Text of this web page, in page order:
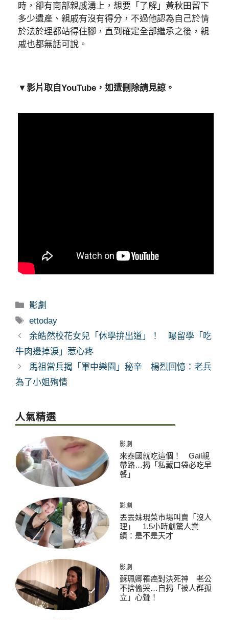
時，卻有南部親戚湧上，想要「了解」黃秋田留下
多少遺產、親戚有沒有得分，不過他認為自己於情
於法於理都站得住腳，直到確定全部繼承之後，親
戚也都無話可說。
▼影片取自YouTube，如遭刪除請見諒。
分
類
影劇
標
籤
ettoday
余皓然校花女兒「休學拚出道」！ 曝留學「吃
牛肉邊掉淚」惹心疼
馬祖當兵揭「軍中樂園」秘辛 楊烈回憶：老兵
為了小姐殉情
人氣精選
影劇
來泰國就吃這個！ Gail親
帶路…揭「私藏口袋必吃早
餐」
影劇
丟丟妹現菜市場叫賣「沒人
理」 1.5小時創驚人業
績：是不是天才
影劇
蘇珮卿罹癌對決死神 老公
不捨偷哭…自揭「被人群孤
立」心聲！